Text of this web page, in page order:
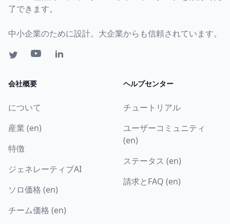
了できます。
中小企業のために設計。大企業からも信頼されています。
会社概要
について
産業 (en)
特徴
ジェネレーティブAI
ソロ価格 (en)
チーム価格 (en)
ヘルプセンター
チュートリアル
ユーザーコミュニティ
(en)
ステータス (en)
請求とFAQ (en)